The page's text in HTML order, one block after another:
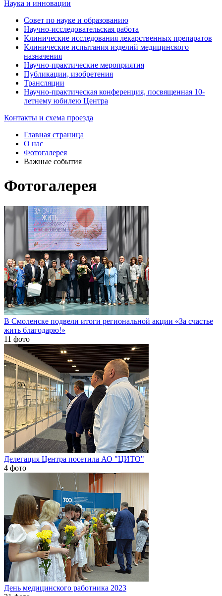
Наука и инновации
Совет по науке и образованию
Научно-исследовательская работа
Клинические исследования лекарственных препаратов
Клинические испытания изделий медицинского
назначения
Научно-практические мероприятия
Публикации, изобретения
Трансляции
Научно-практическая конференция, посвященная 10-
летнему юбилею Центра
Контакты и схема проезда
Главная страница
О нас
Фотогалерея
Важные события
Фотогалерея
В Смоленске подвели итоги региональной акции «За счастье
жить благодарю!»
11 фото
Делегация Центра посетила АО "ЦИТО"
4 фото
День медицинского работника 2023